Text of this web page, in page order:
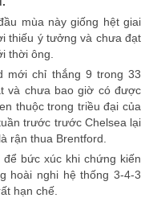
mùa này giống hệt giai
thiếu ý tưởng và chưa đạt
thời ông.
mới chỉ thắng 9 trong 33
và chưa bao giờ có được
thuộc trong triều đại của
trước trước Chelsea lại
rận thua Brentford.
bức xúc khi chứng kiến
hoài nghi hệ thống 3-4-3
hạn chế.